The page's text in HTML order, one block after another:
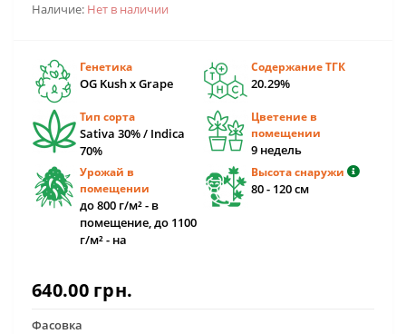
Наличие: Нет в наличии
Генетика
OG Kush x Grape
Содержание ТГК
20.29%
Тип сорта
Sativa 30% / Indica
70%
Цветение в
помещении
9 недель
Урожай в
помещении
до 800 г/м² - в
помещение, до 1100
г/м² - на
Высота снаружи
80 - 120 см
640.00 грн.
Фасовка